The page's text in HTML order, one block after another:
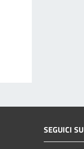
SEGUICI SU